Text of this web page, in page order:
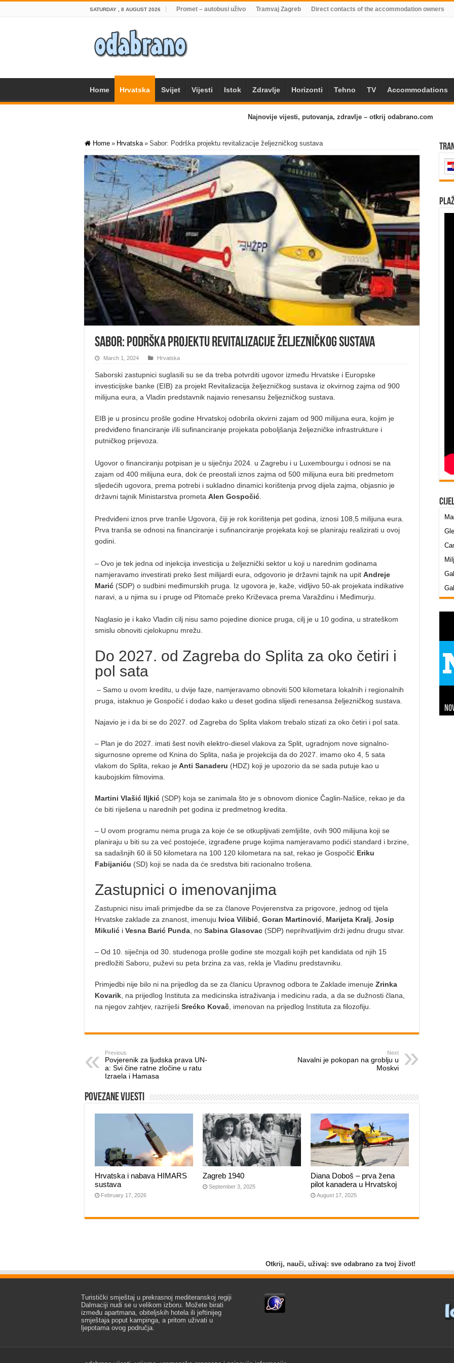
SATURDAY , 8 AUGUST 2026 Promet – autobusi uživo Tramvaj Zagreb Direct contacts of the accommodation owners
Home Hrvatska Svijet Vijesti Istok Zdravlje Horizonti Tehno TV Accommodations
Najnovije vijesti, putovanja, zdravlje – otkrij odabrano.com
Home » Hrvatska » Sabor: Podrška projektu revitalizacije željezničkog sustava
Sabor: Podrška projektu revitalizacije željezničkog sustava
March 1, 2024 Hrvatska
Saborski zastupnici suglasili su se da treba potvrditi ugovor između Hrvatske i Europske
investicijske banke (EIB) za projekt Revitalizacija željezničkog sustava iz okvirnog zajma od 900
milijuna eura, a Vladin predstavnik najavio renesansu željezničkog sustava.
EIB je u prosincu prošle godine Hrvatskoj odobrila okvirni zajam od 900 milijuna eura, kojim je
predviđeno financiranje i/ili sufinanciranje projekata poboljšanja željezničke infrastrukture i
putničkog prijevoza.
Ugovor o financiranju potpisan je u siječnju 2024. u Zagrebu i u Luxembourgu i odnosi se na
zajam od 400 milijuna eura, dok će preostali iznos zajma od 500 milijuna eura biti predmetom
sljedećih ugovora, prema potrebi i sukladno dinamici korištenja prvog dijela zajma, objasnio je
državni tajnik Ministarstva prometa Alen Gospočić.
Predviđeni iznos prve tranše Ugovora, čiji je rok korištenja pet godina, iznosi 108,5 milijuna eura.
Prva tranša se odnosi na financiranje i sufinanciranje projekata koji se planiraju realizirati u ovoj
godini.
– Ovo je tek jedna od injekcija investicija u željeznički sektor u koji u narednim godinama
namjeravamo investirati preko šest milijardi eura, odgovorio je državni tajnik na upit Andreje
Marić (SDP) o sudbini međimurskih pruga. Iz ugovora je, kaže, vidljivo 50-ak projekata indikative
naravi, a u njima su i pruge od Pitomače preko Križevaca prema Varaždinu i Međimurju.
Naglasio je i kako Vladin cilj nisu samo pojedine dionice pruga, cilj je u 10 godina, u strateškom
smislu obnoviti cjelokupnu mrežu.
Do 2027. od Zagreba do Splita za oko četiri i
pol sata
– Samo u ovom kreditu, u dvije faze, namjeravamo obnoviti 500 kilometara lokalnih i regionalnih
pruga, istaknuo je Gospočić i dodao kako u deset godina slijedi renesansa željezničkog sustava.
Najavio je i da bi se do 2027. od Zagreba do Splita vlakom trebalo stizati za oko četiri i pol sata.
– Plan je do 2027. imati šest novih elektro-diesel vlakova za Split, ugradnjom nove signalno-
sigurnosne opreme od Knina do Splita, naša je projekcija da do 2027. imamo oko 4, 5 sata
vlakom do Splita, rekao jeAnti Sanaderu (HDZ) koji je upozorio da se sada putuje kao u
kaubojskim filmovima.
Martini Vlašić Iljkić (SDP) koja se zanimala što je s obnovom dionice Čaglin-Našice, rekao je da
će biti riješena u narednih pet godina iz predmetnog kredita.
– U ovom programu nema pruga za koje će se otkupljivati zemljište, ovih 900 milijuna koji se
planiraju u biti su za već postojeće, izgrađene pruge kojima namjeravamo podići standard i brzine,
sa sadašnjih 60 ili 50 kilometara na 100 120 kilometara na sat, rekao je Gospočić Eriku
Fabijaniću (SD) koji se nada da će sredstva biti racionalno trošena.
Zastupnici o imenovanjima
Zastupnici nisu imali primjedbe da se za članove Povjerenstva za prigovore, jednog od tijela
Hrvatske zaklade za znanost, imenuju Ivica Vilibić, Goran Martinović, Marijeta Kralj, Josip
Mikulić i Vesna Barić Punda, no Sabina Glasovac (SDP) neprihvatljivim drži jednu drugu stvar.
– Od 10. siječnja od 30. studenoga prošle godine ste mozgali kojih pet kandidata od njih 15
predložiti Saboru, puževi su peta brzina za vas, rekla je Vladinu predstavniku.
Primjedbi nije bilo ni na prijedlog da se za članicu Upravnog odbora te Zaklade imenuje Zrinka
Kovarik, na prijedlog Instituta za medicinska istraživanja i medicinu rada, a da se dužnosti člana,
na njegov zahtjev, razriješi Srećko Kovač, imenovan na prijedlog Instituta za filozofiju.
Previous
Povjerenik za ljudska prava UN-
a: Svi čine ratne zločine u ratu
Izraela i Hamasa
Next
Navalni je pokopan na groblju u
Moskvi
Povezane vijesti
Hrvatska i nabava HIMARS
sustava
February 17, 2026
Zagreb 1940
September 3, 2025
Diana Doboš – prva žena
pilot kanadera u Hrvatskoj
August 17, 2025
7
24
Otkrij, nauči, uživaj: sve odabrano za tvoj život!
Turistički smještaj u prekrasnoj mediteranskoj regiji
Dalmaciji nudi se u velikom izboru. Možete birati
između apartmana, obiteljskih hotela ili jeftinijeg
smještaja poput kampinga, a pritom uživati u
ljepotama ovog područja.